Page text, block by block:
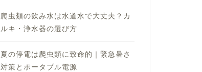
爬虫類の飲み水は水道水で大丈夫？カ
ルキ・浄水器の選び方
夏の停電は爬虫類に致命的｜緊急暑さ
対策とポータブル電源